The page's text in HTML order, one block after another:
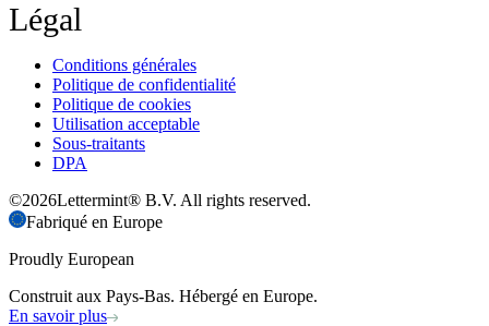
Légal
Conditions générales
Politique de confidentialité
Politique de cookies
Utilisation acceptable
Sous-traitants
DPA
©2026Lettermint® B.V. All rights reserved.
Fabriqué en Europe
Proudly European
Construit aux Pays-Bas. Hébergé en Europe.
En savoir plus